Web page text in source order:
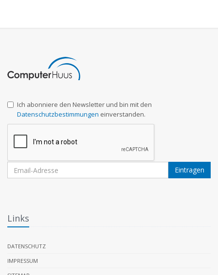
Ich abonniere den Newsletter und bin mit den
Datenschutzbestimmungen einverstanden.
Eintragen
Links
DATENSCHUTZ
IMPRESSUM